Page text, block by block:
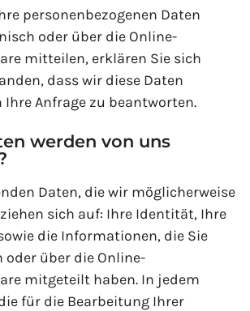
personenbezogenen Daten
oder über die Online-
mitteilen, erklären Sie sich
dass wir diese Daten
Ihre Anfrage zu beantworten.
werden von uns
Daten, die wir möglicherweise
sich auf: Ihre Identität, Ihre
die Informationen, die Sie
über die Online-
mitgeteilt haben. In jedem
für die Bearbeitung Ihrer